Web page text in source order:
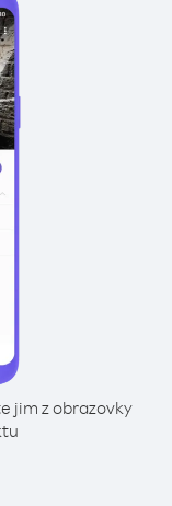
jim z obrazovky